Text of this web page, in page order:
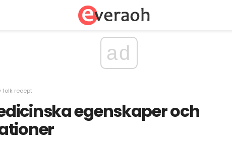
ad
folk recept
egenskaper och